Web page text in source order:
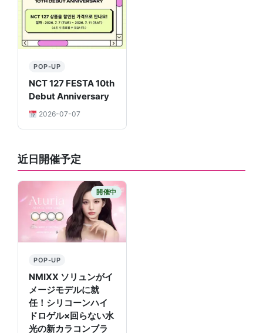
POP-UP
NCT 127 FESTA 10th
Debut Anniversary
2026-07-07
近日開催予定
開催中
POP-UP
NMIXX ソリュンがイ
メージモデルに就
任！シリコーンハイ
ドロゲル×回らない水
光の新カラコンブラ